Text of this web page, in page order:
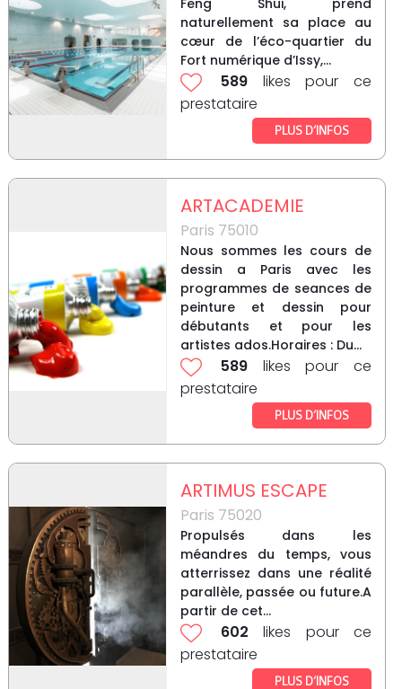
Feng Shui, prend
naturellement sa place au
cœur de l’éco-quartier du
Fort numérique d’Issy,...
589 likes pour ce
prestataire
PLUS D’INFOS
ARTACADEMIE
Paris 75010
Nous sommes les cours de
dessin a Paris avec les
programmes de seances de
peinture et dessin pour
débutants et pour les
artistes ados.Horaires : Du...
589 likes pour ce
prestataire
PLUS D’INFOS
ARTIMUS ESCAPE
Paris 75020
Propulsés dans les
méandres du temps, vous
atterrissez dans une réalité
parallèle, passée ou future.A
partir de cet...
602 likes pour ce
prestataire
PLUS D’INFOS